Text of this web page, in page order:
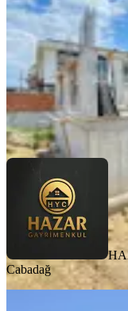
4+1·
HAZAR
Ara
Cabadağ